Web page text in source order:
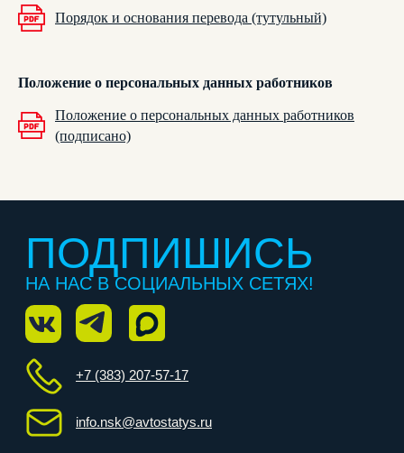
Порядок и основания перевода (тутульный)
Положение о персональных данных работников
Положение о персональных данных работников
(подписано)
Согласие на обработку персональных данных
Согласие на обработку персональных данных
Политика конфиденциальности
Лицензия